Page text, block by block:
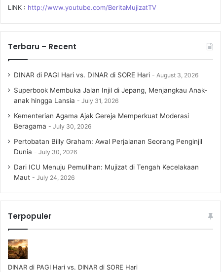
LINK : http://www.youtube.com/BeritaMujizatTV
Terbaru – Recent
DINAR di PAGI Hari vs. DINAR di SORE Hari August 3, 2026
Superbook Membuka Jalan Injil di Jepang, Menjangkau Anak-
anak hingga Lansia
July 31, 2026
Kementerian Agama Ajak Gereja Memperkuat Moderasi
Beragama
July 30, 2026
Pertobatan Billy Graham: Awal Perjalanan Seorang Penginjil
Dunia
July 30, 2026
Dari ICU Menuju Pemulihan: Mujizat di Tengah Kecelakaan
Maut
July 24, 2026
Terpopuler
DINAR di PAGI Hari vs. DINAR di SORE Hari